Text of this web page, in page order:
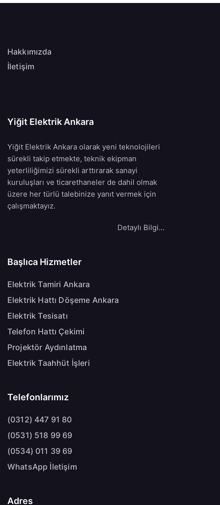
Hakkımızda
İletişim
Yiğit Elektrik Ankara
Yiğit Elektrik Ankara olarak yeni teknolojileri
sürekli takip etmekte, teknik ekipman
yeterliliğimizi sürekli arttırarak sanayi
kuruluşları ve ticarethaneler de dahil olmak
üzere her türlü talebinize yanıt vermek için
çalışmaktayız.
Detaylı Bilgi…
Başlıca Hizmetler
Elektrik Tamiri Ankara
Elektrik Hattı Döşeme Ankara
Elektrik Tesisatı
Telefon Hattı Çekimi
Projektör Aydınlatma
Elektrik Taahhüt İşleri
Telefonlarımız
(0312) 447 91 80
(0531) 518 99 69
(0534) 011 39 69
WhatsApp İletişim
Adres